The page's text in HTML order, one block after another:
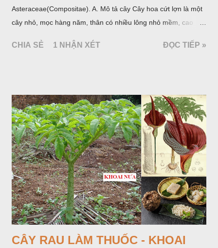
Asteraceae(Compositae). A. Mô tả cây Cây hoa cứt lợn là một
cây nhỏ, mọc hàng năm, thân có nhiều lông nhỏ mềm, cao
đối hình trứng hay 3 cạnh, dài 2-6cm, rộng 1-3cm, mép có
CHIA SẺ 1 NHẬN XÉT ĐỌC TIẾP »
CÂY RAU LÀM THUỐC - KHOAI